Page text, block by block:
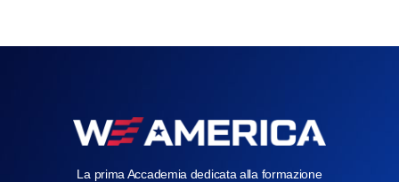
La prima Accademia dedicata alla formazione